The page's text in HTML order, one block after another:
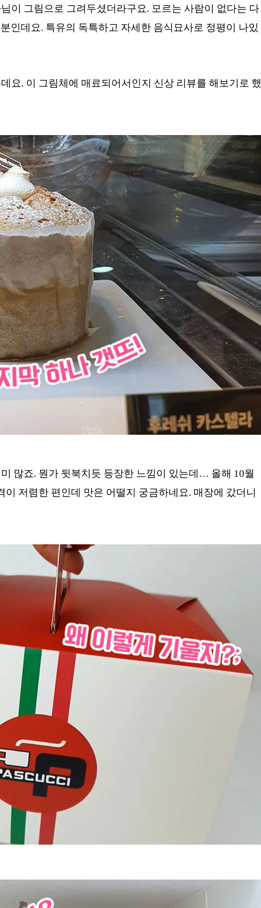
이 그림으로 그려두셨더라구요. 모르는 사람이 없다는 다
인데요. 특유의 독특하고 자세한 음식묘사로 정평이 나있
요. 이 그림체에 매료되어서인지 신상 리뷰를 해보기로 했
많죠. 뭔가 뒷북치듯 등장한 느낌이 있는데… 올해 10월
저렴한 편인데 맛은 어떨지 궁금하네요. 매장에 갔더니